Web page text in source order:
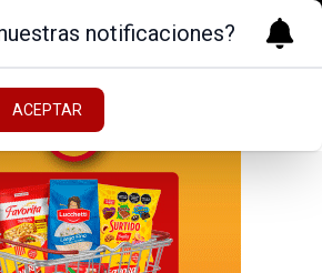
notificaciones?
ACEPTAR